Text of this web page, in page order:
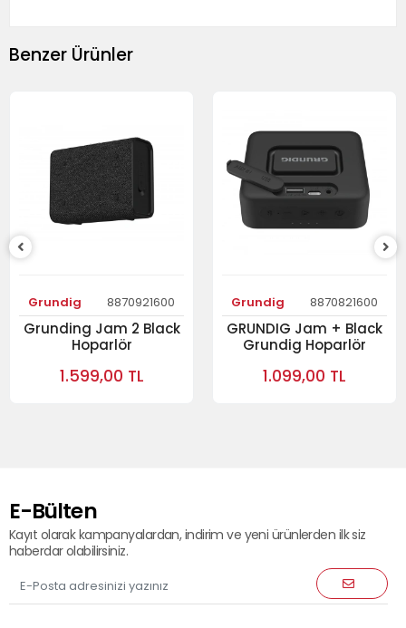
Benzer Ürünler
Grundig 8870921600
Grunding Jam 2 Black
Hoparlör
1.599,00 TL
Grundig 8870821600
GRUNDIG Jam + Black
Grundig Hoparlör
1.099,00 TL
E-Bülten
Kayıt olarak kampanyalardan, indirim ve yeni ürünlerden ilk siz
haberdar olabilirsiniz.